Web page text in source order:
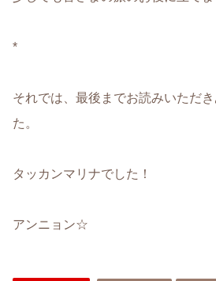
*
それでは、最後までお読みいただ
た。
タッカンマリナでした！
アンニョン☆